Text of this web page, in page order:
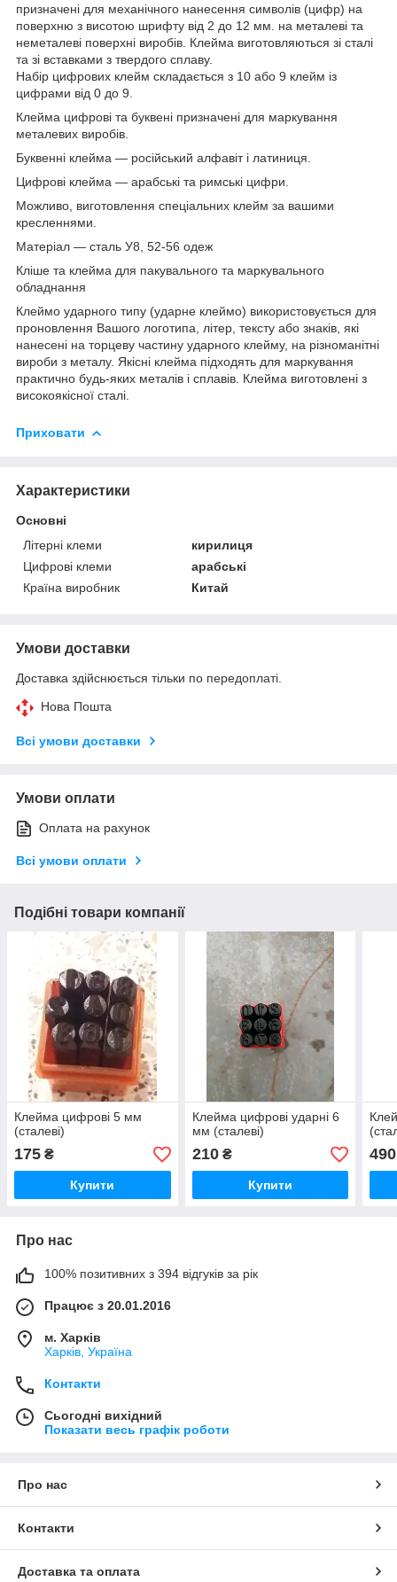
призначені для механічного нанесення символів (цифр) на
поверхню з висотою шрифту від 2 до 12 мм. на металеві та
неметалеві поверхні виробів. Клейма виготовляються зі сталі
та зі вставками з твердого сплаву.
Набір цифрових клейм складається з 10 або 9 клейм із
цифрами від 0 до 9.
Клейма цифрові та буквені призначені для маркування
металевих виробів.
Буквенні клейма — російський алфавіт і латиниця.
Цифрові клейма — арабські та римські цифри.
Можливо, виготовлення спеціальних клейм за вашими
кресленнями.
Матеріал — сталь У8, 52-56 одеж
Кліше та клейма для пакувального та маркувального
обладнання
Клеймо ударного типу (ударне клеймо) використовується для
проновлення Вашого логотипа, літер, тексту або знаків, які
нанесені на торцеву частину ударного клейму, на різноманітні
вироби з металу. Якісні клейма підходять для маркування
практично будь-яких металів і сплавів. Клейма виготовлені з
високоякісної сталі.
Приховати
Характеристики
Основні
Літерні клеми
кирилиця
Цифрові клеми
арабські
Країна виробник
Китай
Умови доставки
Доставка здійснюється тільки по передоплаті.
Нова Пошта
Всі умови доставки
Умови оплати
Оплата на рахунок
Всі умови оплати
Подібні товари компанії
Клейма цифрові 5 мм
(сталеві)
175 ₴
Купити
Клейма цифрові ударні 6
мм (сталеві)
210₴
Купити
490
Про нас
100% позитивних з 394 відгуків за рік
Працює з 20.01.2016
м. Харків
Харків, Україна
Контакти
Сьогодні вихідний
Показати весь графік роботи
Про нас
Контакти
Доставка та оплата